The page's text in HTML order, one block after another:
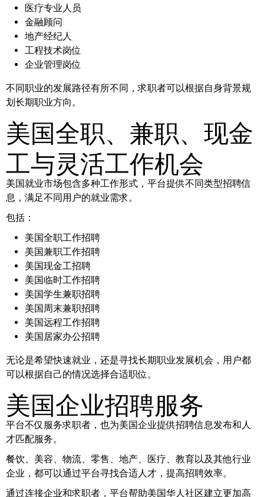
医疗专业人员
金融顾问
地产经纪人
工程技术岗位
企业管理岗位
不同职业的发展路径有所不同，求职者可以根据自身背景规
划长期职业方向。
美国全职、兼职、现金
工与灵活工作机会
美国就业市场包含多种工作形式，平台提供不同类型招聘信
息，满足不同用户的就业需求。
包括：
美国全职工作招聘
美国兼职工作招聘
美国现金工招聘
美国临时工作招聘
美国学生兼职招聘
美国周末兼职招聘
美国远程工作招聘
美国居家办公招聘
无论是希望快速就业，还是寻找长期职业发展机会，用户都
可以根据自己的情况选择合适职位。
美国企业招聘服务
平台不仅服务求职者，也为美国企业提供招聘信息发布和人
才匹配服务。
餐饮、美容、物流、零售、地产、医疗、教育以及其他行业
企业，都可以通过平台寻找合适人才，提高招聘效率。
通过连接企业和求职者，平台帮助美国华人社区建立更加高